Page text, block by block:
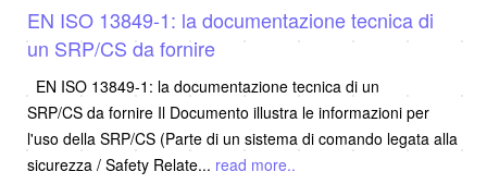
EN ISO 13849-1: la documentazione tecnica di
un SRP/CS da fornire
EN ISO 13849-1: la documentazione tecnica di un
SRP/CS da fornire Il Documento illustra le informazioni per
l'uso della SRP/CS (Parte di un sistema di comando legata alla
sicurezza / Safety Relate... read more..